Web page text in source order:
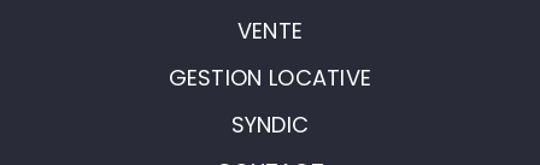
VENTE
GESTION LOCATIVE
SYNDIC